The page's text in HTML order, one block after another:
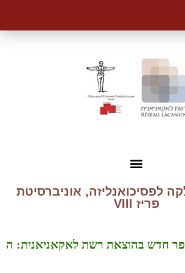
לפסיכואנליזה, אוניברסיטת
פריז VIII
חדש בהוצאת רשת לאקאניאנית: